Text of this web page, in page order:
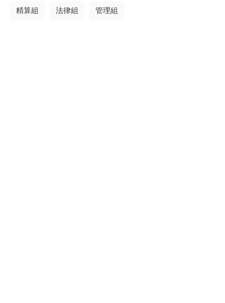
精算組 法律組 管理組